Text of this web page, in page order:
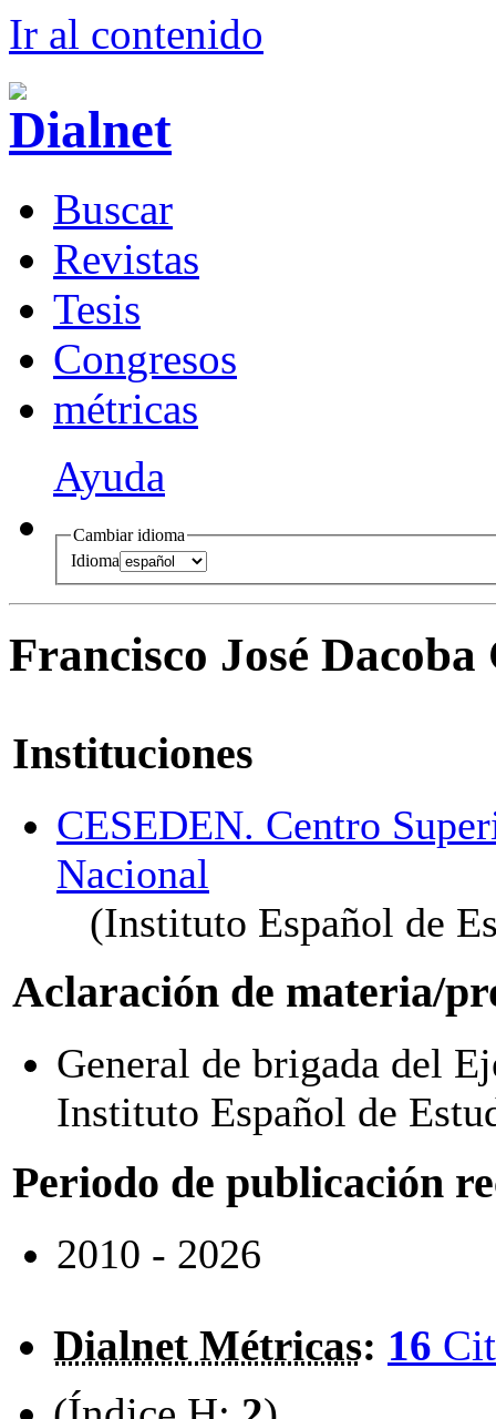
Ir al contenido
Buscar
Revistas
Tesis
Congresos
métricas
Ayuda
Cambiar idioma
Idioma
Francisco José
Instituciones
CESEDEN. Centro
Nacional
(Instituto Español de
Aclaración de materia/
General de brigada del
Instituto Español de
Periodo de publicación
2010 - 2026
Dialnet Métricas: 16